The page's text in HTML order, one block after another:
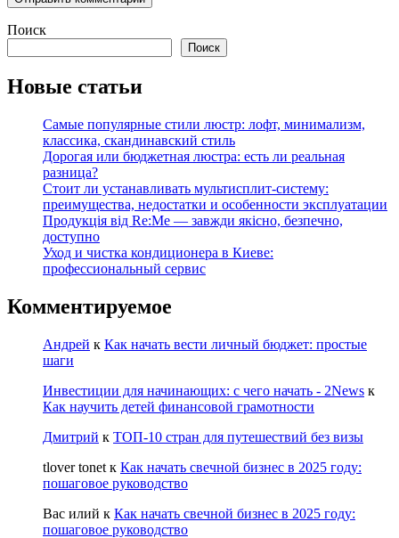
Поиск
Поиск
Новые статьи
Самые популярные стили люстр: лофт, минимализм,
классика, скандинавский стиль
Дорогая или бюджетная люстра: есть ли реальная
разница?
Стоит ли устанавливать мультисплит-систему:
преимущества, недостатки и особенности эксплуатации
Продукція від Re:Me — завжди якісно, безпечно,
доступно
Уход и чистка кондиционера в Киеве:
профессиональный сервис
Комментируемое
Андрей к Как начать вести личный бюджет: простые
шаги
Инвестиции для начинающих: с чего начать - 2News к
Как научить детей финансовой грамотности
Дмитрий к ТОП-10 стран для путешествий без визы
tlover tonet к Как начать свечной бизнес в 2025 году:
пошаговое руководство
Вас илий к Как начать свечной бизнес в 2025 году:
пошаговое руководство